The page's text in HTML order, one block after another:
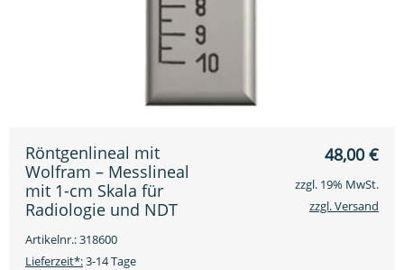
48,00€
Röntgenlineal mit
Wolfram – Messlineal
mit 1-cm Skala für
Radiologie und NDT
Artikelnr.: 318600
Lieferzeit*:3-14 Tage
zzgl. 19% MwSt.
zzgl. Versand